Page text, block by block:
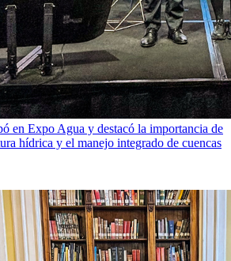
en Expo Agua y destacó la importancia de
hídrica y el manejo integrado de cuencas